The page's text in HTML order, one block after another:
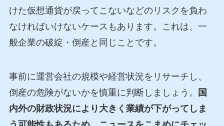
けた仮想通貨が戻ってこないなどのリスクを負わ
なければいけないケースもあります。これは、一
般企業の破綻・倒産と同じことです。
事前に運営会社の規模や経営状況をリサーチし、
倒産の危険がないかを慎重に判断しましょう。
国
内外の財政状況により大きく業績が下がってしま